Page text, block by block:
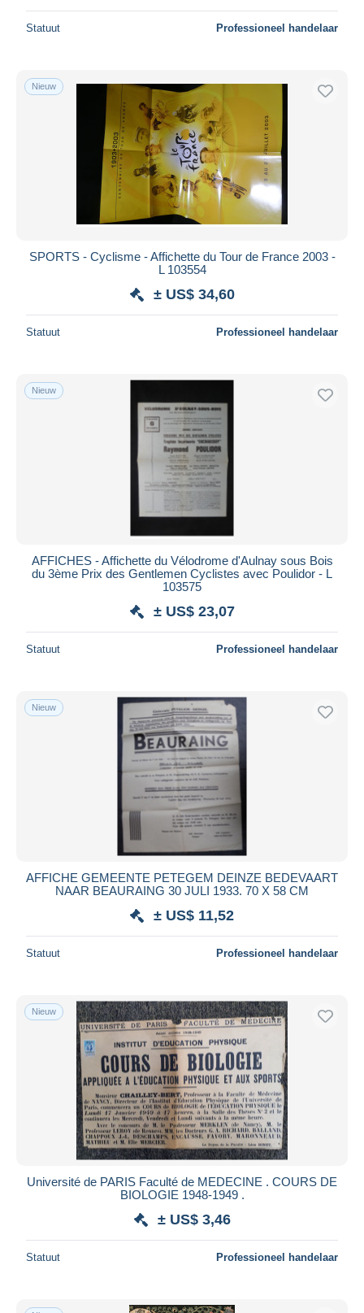
Prijs
Alleen met korting
Gratis levering
Betaalmiddelen
PayPal
Bankoverschrijving
Visa
Mastercard
iDeal
Woonplaats van de verkoper
Toepassen
Statuut Professioneel handelaar
Nieuw
SPORTS - Cyclisme - Affichette du Tour de France 2003 -
L 103554
± US$ 34,60
Statuut Professioneel handelaar
Nieuw
AFFICHES - Affichette du Vélodrome d'Aulnay sous Bois
du 3ème Prix des Gentlemen Cyclistes avec Poulidor - L
103575
± US$ 23,07
Statuut Professioneel handelaar
Nieuw
AFFICHE GEMEENTE PETEGEM DEINZE BEDEVAART
NAAR BEAURAING 30 JULI 1933. 70 X 58 CM
± US$ 11,52
Statuut Professioneel handelaar
Nieuw
Université de PARIS Faculté de MEDECINE . COURS DE
BIOLOGIE 1948-1949 .
± US$ 3,46
Statuut Professioneel handelaar